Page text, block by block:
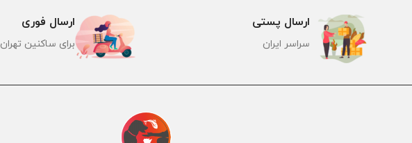
ارسال فوری
برای ساکنین تهران
ارسال پستی
سراسر ایران